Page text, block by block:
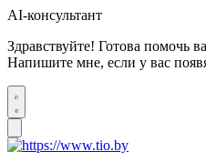
AI-консультант
Здравствуйте! Готова помочь
Напишите мне, если у вас